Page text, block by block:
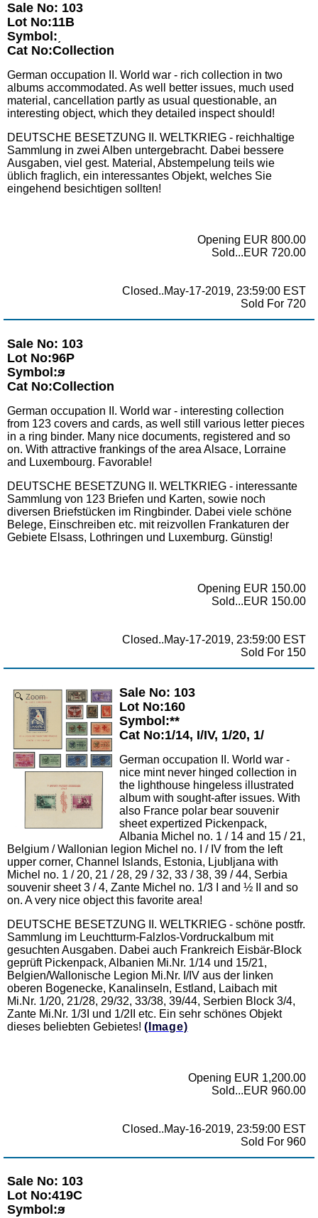
Sale No: 103
Lot No:11B
Symbol:͵
Cat No:Collection
German occupation II. World war - rich collection in two
albums accommodated. As well better issues, much used
material, cancellation partly as usual questionable, an
interesting object, which they detailed inspect should!
DEUTSCHE BESETZUNG II. WELTKRIEG - reichhaltige
Sammlung in zwei Alben untergebracht. Dabei bessere
Ausgaben, viel gest. Material, Abstempelung teils wie
üblich fraglich, ein interessantes Objekt, welches Sie
eingehend besichtigen sollten!
Opening EUR 800.00
Sold...EUR 720.00
Closed..May-17-2019, 23:59:00 EST
Sold For 720
Sale No: 103
Lot No:96P
Symbol:ϧ
Cat No:Collection
German occupation II. World war - interesting collection
from 123 covers and cards, as well still various letter pieces
in a ring binder. Many nice documents, registered and so
on. With attractive frankings of the area Alsace, Lorraine
and Luxembourg. Favorable!
DEUTSCHE BESETZUNG II. WELTKRIEG - interessante
Sammlung von 123 Briefen und Karten, sowie noch
diversen Briefstücken im Ringbinder. Dabei viele schöne
Belege, Einschreiben etc. mit reizvollen Frankaturen der
Gebiete Elsass, Lothringen und Luxemburg. Günstig!
Opening EUR 150.00
Sold...EUR 150.00
Closed..May-17-2019, 23:59:00 EST
Sold For 150
Zoom
Sale No: 103
Lot No:160
Symbol:**
Cat No:1/14, I/IV, 1/20, 1/
German occupation II. World war -
nice mint never hinged collection in
the lighthouse hingeless illustrated
album with sought-after issues. With
also France polar bear souvenir
sheet expertized Pickenpack,
Albania Michel no. 1 / 14 and 15 / 21,
Belgium / Wallonian legion Michel no. I / IV from the left
upper corner, Channel Islands, Estonia, Ljubljana with
Michel no. 1 / 20, 21 / 28, 29 / 32, 33 / 38, 39 / 44, Serbia
souvenir sheet 3 / 4, Zante Michel no. 1/3 I and ½ II and so
on. A very nice object this favorite area!
DEUTSCHE BESETZUNG II. WELTKRIEG - schöne postfr.
Sammlung im Leuchtturm-Falzlos-Vordruckalbum mit
gesuchten Ausgaben. Dabei auch Frankreich Eisbär-Block
geprüft Pickenpack, Albanien Mi.Nr. 1/14 und 15/21,
Belgien/Wallonische Legion Mi.Nr. I/IV aus der linken
oberen Bogenecke, Kanalinseln, Estland, Laibach mit
Mi.Nr. 1/20, 21/28, 29/32, 33/38, 39/44, Serbien Block 3/4,
Zante Mi.Nr. 1/3I und 1/2II etc. Ein sehr schönes Objekt
dieses beliebten Gebietes! (Image)
Opening EUR 1,200.00
Sold...EUR 960.00
Closed..May-16-2019, 23:59:00 EST
Sold For 960
Sale No: 103
Lot No:419C
Symbol:ϧ